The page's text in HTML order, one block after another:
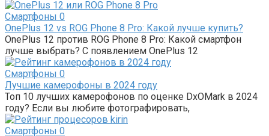
Смартфоны 0
OnePlus 12 vs ROG Phone 8 Pro: Какой лучше купить?
OnePlus 12 против ROG Phone 8 Pro: Какой смартфон
лучше выбрать? С появлением OnePlus 12
Смартфоны 0
Лучшие камерофоны в 2024 году
Топ 10 лучших камерофонов по оценке DxOMark в 2024
году? Если вы любите фотографировать,
Смартфоны 0